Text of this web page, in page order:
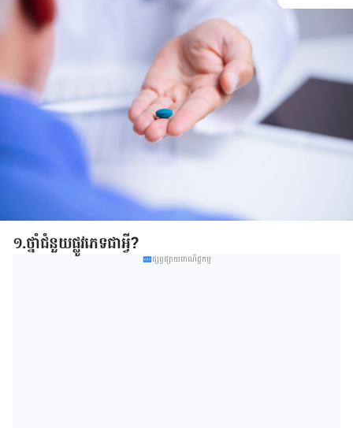
១.ថ្នាំជំនួយផ្លូវភេទ​ជា​អ្វី?
ផ្សព្វផ្សាយពាណិជ្ជកម្ម